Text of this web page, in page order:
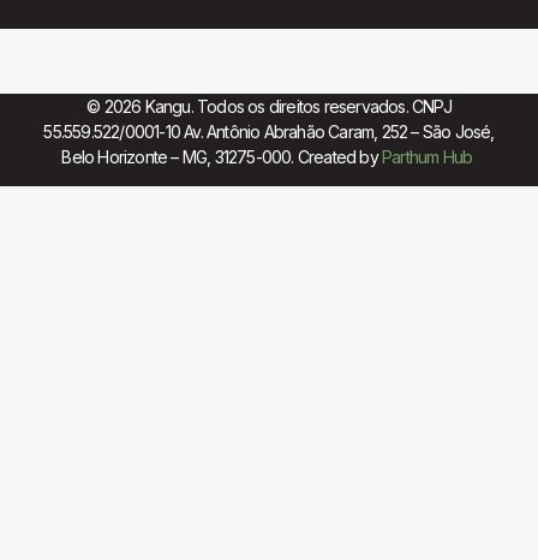
© 2026 Kangu. Todos os direitos reservados. CNPJ
55.559.522/0001-10 Av. Antônio Abrahão Caram, 252 – São José,
Belo Horizonte – MG, 31275-000. Created byParthum Hub